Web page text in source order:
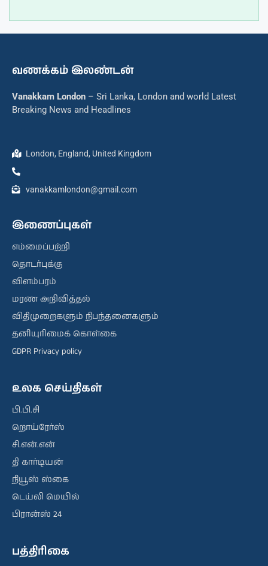
வணக்கம் இலண்டன்
Vanakkam London – Sri Lanka, London and world Latest
Breaking News and Headlines
London, England, United Kingdom
vanakkamlondon@gmail.com
இணைப்புகள்
எம்மைப்பற்றி
தொடர்புக்கு
விளம்பரம்
மரண அறிவித்தல்
விதிமுறைகளும் நிபந்தனைகளும்
தனியுரிமைக் கொள்கை
GDPR Privacy policy
உலக செய்திகள்
பி.பி.சி
றொய்ரேர்ஸ்
சி.என்.என்
தி கார்டியன்
நியூஸ் ஸ்கை
டெய்லி மெயில்
பிரான்ஸ் 24
பத்திரிகை